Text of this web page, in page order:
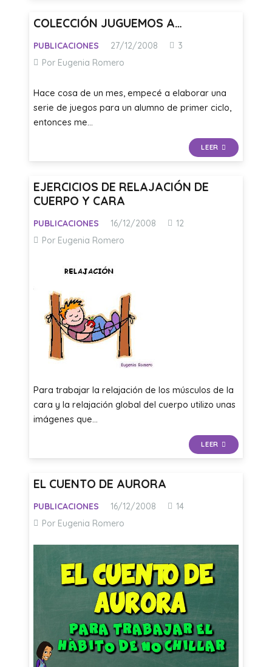
COLECCIÓN JUGUEMOS A…
PUBLICACIONES 27/12/2008 3
Por Eugenia Romero
Hace cosa de un mes, empecé a elaborar una
serie de juegos para un alumno de primer ciclo,
entonces me…
LEER
EJERCICIOS DE RELAJACIÓN DE
CUERPO Y CARA
PUBLICACIONES 16/12/2008 12
Por Eugenia Romero
Para trabajar la relajación de los músculos de la
cara y la relajación global del cuerpo utilizo unas
imágenes que…
LEER
EL CUENTO DE AURORA
PUBLICACIONES 16/12/2008 14Comentarios
Por Eugenia Romero